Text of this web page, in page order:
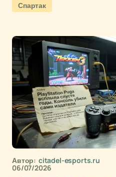
Спартак
Автор: citadel-esports.ru
06/07/2026